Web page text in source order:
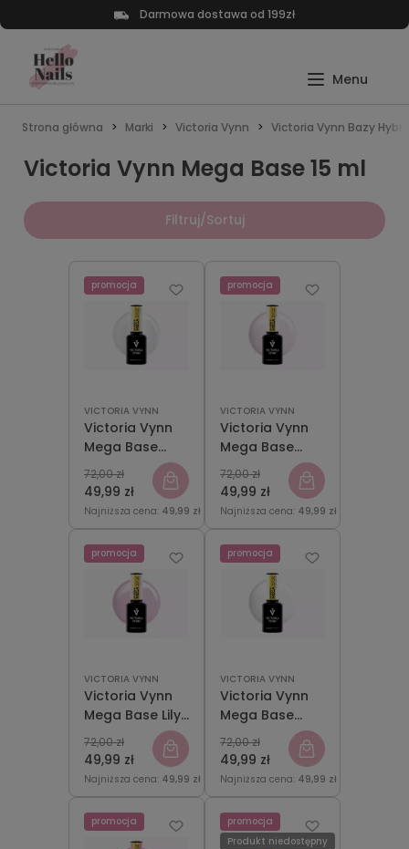
Darmowa dostawa od 199zł
Strona główna Marki Victoria Vynn Victoria Vynn Bazy
Victoria Vynn Mega Base 15 ml
Filtruj/Sortuj
VICTORIA VYNN
Victoria Vynn
Mega Base
Clear 15 ml
49,99 zł
72,00 zł
Najniższa cena: 49,99 zł
promocja
VICTORIA VYNN
Victoria Vynn
Mega Base
Cold Pink 15 ml
49,99 zł
72,00 zł
Najniższa cena: 49,99 zł
promocja
VICTORIA VYNN
Victoria Vynn
Mega Base Lily
Pink 15 ml
49,99 zł
72,00 zł
Najniższa cena: 49,99 zł
promocja
VICTORIA VYNN
Victoria Vynn
Mega Base
Milky White 15
ml
49,99 zł
72,00 zł
Najniższa cena: 49,99 zł
promocja
promocja
promocja
Produkt niedostępny